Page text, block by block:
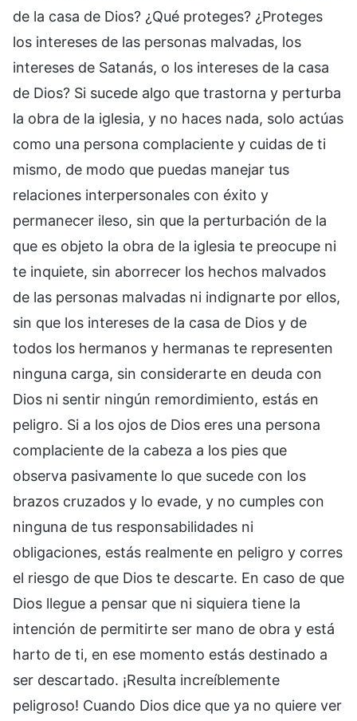
de la casa de Dios? ¿Qué proteges? ¿Proteges
los intereses de las personas malvadas, los
intereses de Satanás, o los intereses de la casa
de Dios? Si sucede algo que trastorna y perturba
la obra de la iglesia, y no haces nada, solo actúas
como una persona complaciente y cuidas de ti
mismo, de modo que puedas manejar tus
relaciones interpersonales con éxito y
permanecer ileso, sin que la perturbación de la
que es objeto la obra de la iglesia te preocupe ni
te inquiete, sin aborrecer los hechos malvados
de las personas malvadas ni indignarte por ellos,
sin que los intereses de la casa de Dios y de
todos los hermanos y hermanas te representen
ninguna carga, sin considerarte en deuda con
Dios ni sentir ningún remordimiento, estás en
peligro. Si a los ojos de Dios eres una persona
complaciente de la cabeza a los pies que
observa pasivamente lo que sucede con los
brazos cruzados y lo evade, y no cumples con
ninguna de tus responsabilidades ni
obligaciones, estás realmente en peligro y corres
el riesgo de que Dios te descarte. En caso de que
Dios llegue a pensar que ni siquiera tiene la
intención de permitirte ser mano de obra y está
harto de ti, en ese momento estás destinado a
ser descartado. ¡Resulta increíblemente
peligroso! Cuando Dios dice que ya no quiere ver